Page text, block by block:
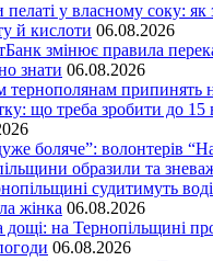
пелаті у власному соку:
й кислоти 06.08.2026
змінює правила
знати 06.08.2026
тернополянам припинять
що треба зробити до 15
боляче”: волонтерів
образили та
судитимуть
жінка 06.08.2026
дощі: на Тернопільщині
06.08.2026